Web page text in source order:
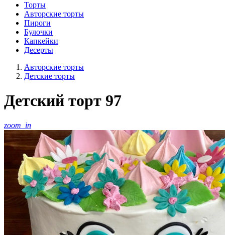
Торты
Авторские торты
Пироги
Булочки
Капкейки
Десерты
Авторские торты
Детские торты
Детский торт 97
zoom_in